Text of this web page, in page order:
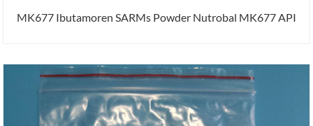
MK677 Ibutamoren SARMs Powder Nutrobal MK677 API